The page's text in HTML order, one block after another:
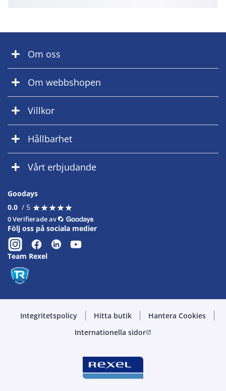
Om oss
Om webbshopen
Villkor
Hållbarhet
Vårt erbjudande
Goodays
0.0 / 5 ★★★★★
★★★★★
0 Verifierade av
Följ oss på sociala medier
Team Rexel
Integritetspolicy Hitta butik
Hantera Cookies
Internationella sidoropen_in_new